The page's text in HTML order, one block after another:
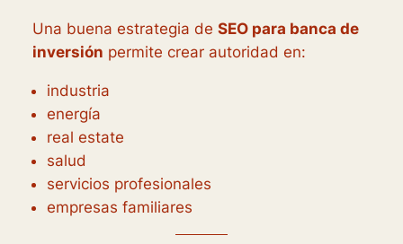
Una buena estrategia de SEO para banca de
inversión permite crear autoridad en:
industria
energía
real estate
salud
servicios profesionales
empresas familiares